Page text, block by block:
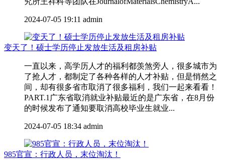
2024-07-05 19:11 admin
变天了！硕士学历停止发放生活及租房补贴
一直以来，高学历人才的福利都羡煞旁人，很多城市为
了抢人才，都制定了各种各样的人才补贴，但是悄然之
间，却有很多省市取消了很多福利，我们一起来看看！
PART.1广东省取消就业补贴最近的是广东省，在8月份
的时候发布了通知要取消高校毕业生就业...
2024-07-05 18:34 admin
985官宣：行政人员，末位淘汰！